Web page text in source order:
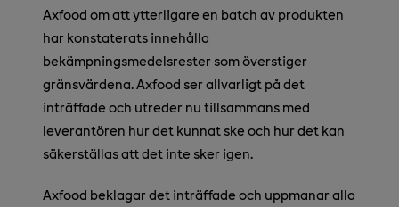
Axfood om att ytterligare en batch av produkten
har konstaterats innehålla
bekämpningsmedelsrester som överstiger
gränsvärdena. Axfood ser allvarligt på det
inträffade och utreder nu tillsammans med
leverantören hur det kunnat ske och hur det kan
säkerställas att det inte sker igen.
Axfood beklagar det inträffade och uppmanar alla